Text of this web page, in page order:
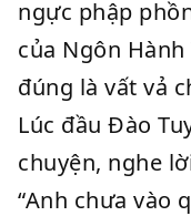
ngực phập
của Ngôn
đúng là vất vả
Lúc đầu Đào
chuyện, nghe
“Anh chưa vào